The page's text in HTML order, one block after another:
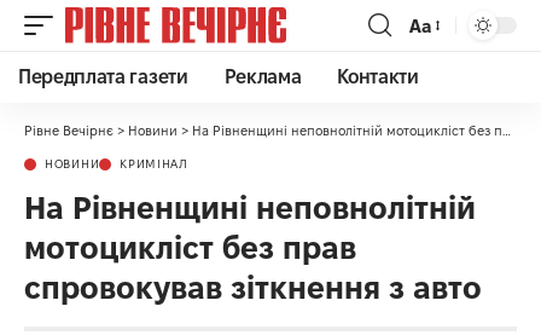
Аа
Передплата газети Реклама Контакти
Рівне Вечірнє > Новини > На Рівненщині неповнолітній мотоцикліст без прав спровокував зіткнення з авто
НОВИНИ КРИМІНАЛ
На Рівненщині неповнолітній
мотоцикліст без прав
спровокував зіткнення з авто